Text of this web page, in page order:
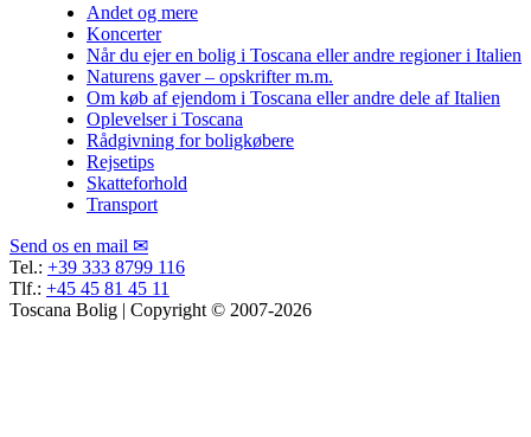
Andet og mere
Koncerter
Når du ejer en bolig i Toscana eller andre regioner i Italien
Naturens gaver – opskrifter m.m.
Om køb af ejendom i Toscana eller andre dele af Italien
Oplevelser i Toscana
Rådgivning for boligkøbere
Rejsetips
Skatteforhold
Transport
Send os en mail ✉
Tel.: +39 333 8799 116
Tlf.: +45 45 81 45 11
Toscana Bolig | Copyright © 2007-2026